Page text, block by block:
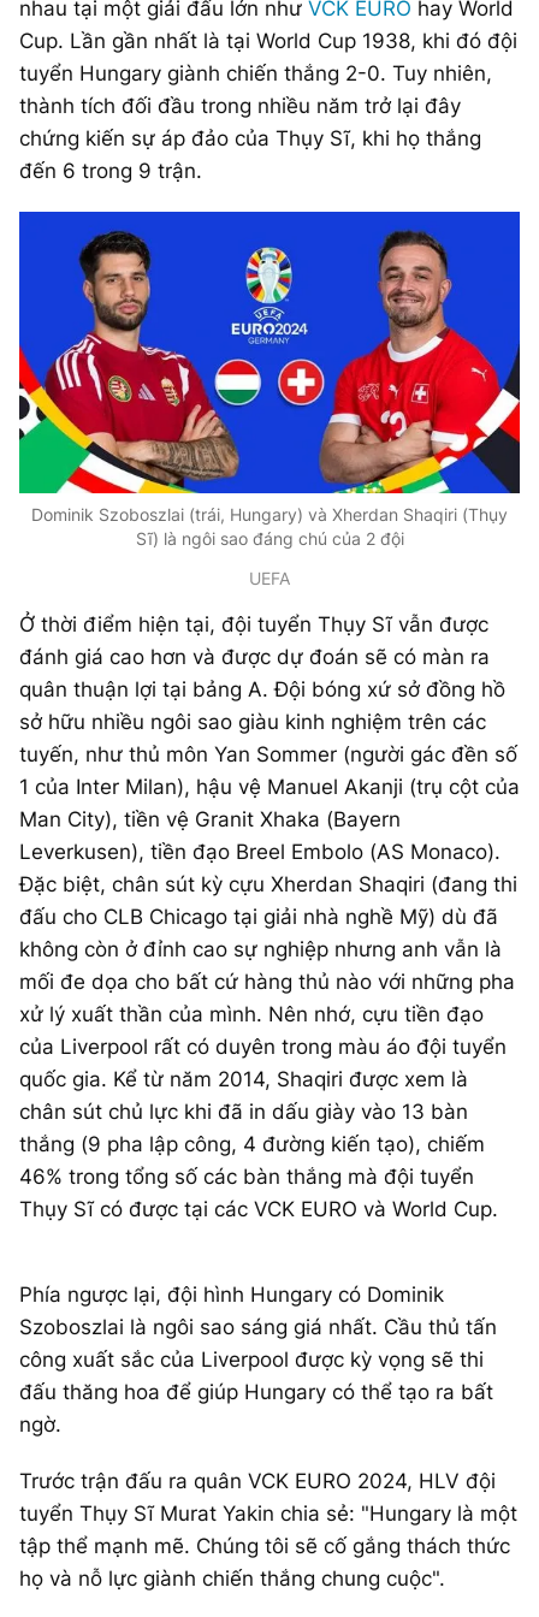
Giấy phép xuất bản số 110/GP - BTTTT cấp ngày 24.3.2020
© 2003-2026 Bản quyền thuộc về Báo Thanh Niên. Cấm sao
chép dưới mọi hình thức nếu không có sự chấp thuận bằng văn
bản. Phát triển bởi ePi Technologies, JSC.
nhau tại một giải đấu lớn như VCK EURO hay World
Cup. Lần gần nhất là tại World Cup 1938, khi đó đội
tuyển Hungary giành chiến thắng 2-0. Tuy nhiên,
thành tích đối đầu trong nhiều năm trở lại đây
chứng kiến sự áp đảo của Thụy Sĩ, khi họ thắng
đến 6 trong 9 trận.
Dominik Szoboszlai (trái, Hungary) và Xherdan Shaqiri (Thụy
Sĩ) là ngôi sao đáng chú của 2 đội
UEFA
Ở thời điểm hiện tại, đội tuyển Thụy Sĩ vẫn được
đánh giá cao hơn và được dự đoán sẽ có màn ra
quân thuận lợi tại bảng A. Đội bóng xứ sở đồng hồ
sở hữu nhiều ngôi sao giàu kinh nghiệm trên các
tuyến, như thủ môn Yan Sommer (người gác đền số
1 của Inter Milan), hậu vệ Manuel Akanji (trụ cột của
Man City), tiền vệ Granit Xhaka (Bayern
Leverkusen), tiền đạo Breel Embolo (AS Monaco).
Đặc biệt, chân sút kỳ cựu Xherdan Shaqiri (đang thi
đấu cho CLB Chicago tại giải nhà nghề Mỹ) dù đã
không còn ở đỉnh cao sự nghiệp nhưng anh vẫn là
mối đe dọa cho bất cứ hàng thủ nào với những pha
xử lý xuất thần của mình. Nên nhớ, cựu tiền đạo
của Liverpool rất có duyên trong màu áo đội tuyển
quốc gia. Kể từ năm 2014, Shaqiri được xem là
chân sút chủ lực khi đã in dấu giày vào 13 bàn
thắng (9 pha lập công, 4 đường kiến tạo), chiếm
46% trong tổng số các bàn thắng mà đội tuyển
Thụy Sĩ có được tại các VCK EURO và World Cup.
Phía ngược lại, đội hình Hungary có Dominik
Szoboszlai là ngôi sao sáng giá nhất. Cầu thủ tấn
công xuất sắc của Liverpool được kỳ vọng sẽ thi
đấu thăng hoa để giúp Hungary có thể tạo ra bất
ngờ.
Trước trận đấu ra quân VCK EURO 2024, HLV đội
tuyển Thụy Sĩ Murat Yakin chia sẻ: "Hungary là một
tập thể mạnh mẽ. Chúng tôi sẽ cố gắng thách thức
họ và nỗ lực giành chiến thắng chung cuộc".